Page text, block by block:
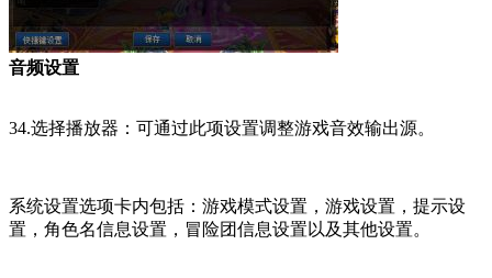
音频设置
34.选择播放器：可通过此项设置调整游戏音效输出源。
系统设置选项卡内包括：游戏模式设置，游戏设置，提示设
置，角色名信息设置，冒险团信息设置以及其他设置。